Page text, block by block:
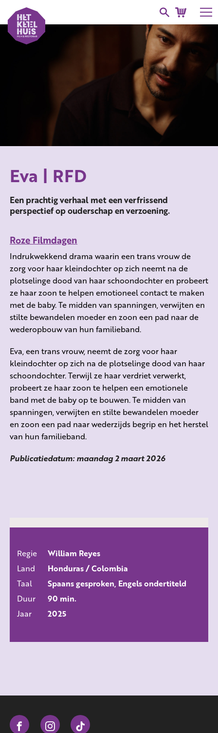
Eva | RFD
Een prachtig verhaal met een verfrissend
perspectief op ouderschap en verzoening.
Roze Filmdagen
Indrukwekkend drama waarin een trans vrouw de
zorg voor haar kleindochter op zich neemt na de
plotselinge dood van haar schoondochter en probeert
ze haar zoon te helpen emotioneel contact te maken
met de baby. Te midden van spanningen, verwijten en
stilte bewandelen moeder en zoon een pad naar de
wederopbouw van hun familieband.
Eva, een trans vrouw, neemt de zorg voor haar
kleindochter op zich na de plotselinge dood van haar
schoondochter. Terwijl ze haar verdriet verwerkt,
probeert ze haar zoon te helpen een emotionele
band met de baby op te bouwen. Te midden van
spanningen, verwijten en stilte bewandelen moeder
en zoon een pad naar wederzijds begrip en het herstel
van hun familieband.
Publicatiedatum: maandag 2 maart 2026
ALLE FILMS
Regie
William Reyes
Land
Honduras / Colombia
Taal
Spaans gesproken, Engels ondertiteld
Duur
90 min.
Jaar
2025